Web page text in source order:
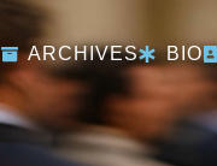
ARCHIVES BIO